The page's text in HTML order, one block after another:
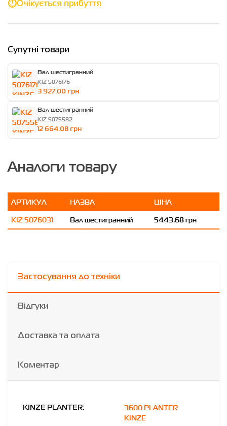
Очікується прибуття
Супутні товари
Вал шестигранний
KIZ 5076176
3 927.00 грн
Вал шестигранний
KIZ 5075582
12 664.08 грн
Аналоги товару
АРТИКУЛ НАЗВА
ЦІНА
KIZ 5076031
Вал шестигранний 5443.68 грн
Застосування до техніки
Відгуки
Доставка та оплата
Коментар
KINZE PLANTER:
3600 PLANTER
KINZE